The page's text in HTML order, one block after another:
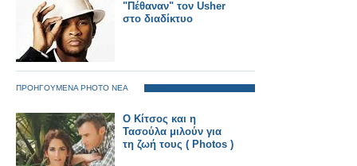
"Πέθαναν" τον Usher
στο διαδίκτυο
ΠΡΟΗΓΟΥΜΕΝΑ PHOTO ΝΕΑ
Ο Κίτσος και η
Τασούλα μιλούν για
τη ζωή τους ( Photos )